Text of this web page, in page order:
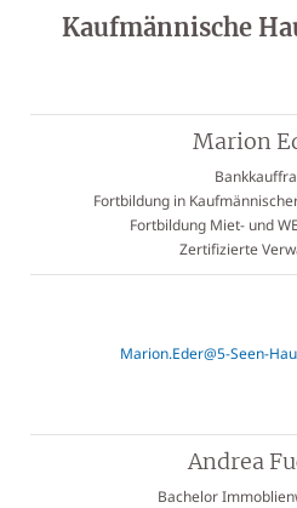
Kaufmännische
Marion
Fortbildung in
Fortbildung Miet- und
Zertifizierte
Marion.Eder@5-Seen-
Andrea
Bachelor